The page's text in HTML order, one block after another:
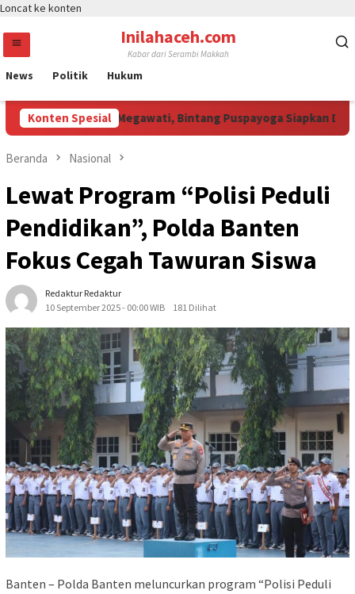
Loncat ke konten
Inilahaceh.com
Kabar dari Serambi Makkah
News Politik Hukum
Konten Spesial
Curi Perhatian Megawati, Bintang Puspayoga Siapkan
Beranda Nasional
Lewat Program “Polisi Peduli
Pendidikan”, Polda Banten
Fokus Cegah Tawuran Siswa
Redaktur Redaktur
10 September 2025 - 00:00 WIB
181 Dilihat
Banten – Polda Banten meluncurkan program “Polisi Peduli